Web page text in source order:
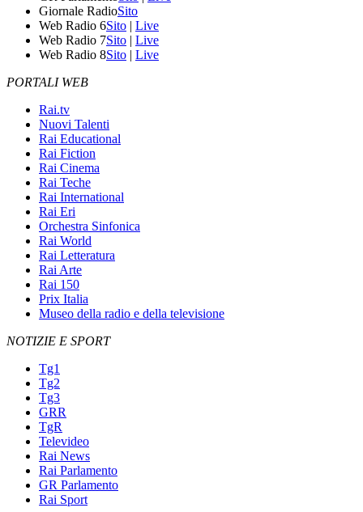
Giornale RadioSito
Web Radio 6Sito | Live
Web Radio 7Sito | Live
Web Radio 8Sito | Live
PORTALI WEB
Rai.tv
Nuovi Talenti
Rai Educational
Rai Fiction
Rai Cinema
Rai Teche
Rai International
Rai Eri
Orchestra Sinfonica
Rai World
Rai Letteratura
Rai Arte
Rai 150
Prix Italia
Museo della radio e della televisione
NOTIZIE E SPORT
Tg1
Tg2
Tg3
GRR
TgR
Televideo
Rai News
Rai Parlamento
GR Parlamento
Rai Sport